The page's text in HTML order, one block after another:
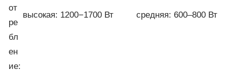
от
ре
бл
ен
ие:
высокая: 1200−1700 Вт средняя: 600–800 Вт